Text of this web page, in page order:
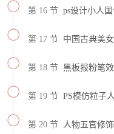
第 16 节 ps设计小人
第 17 节 中国古典美
第 18 节 黑板报粉笔
第 19 节 PS模仿粒子
第 20 节 人物五官修